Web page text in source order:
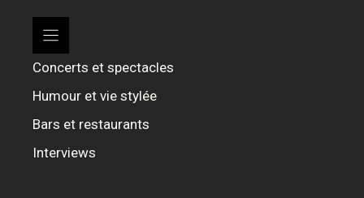
Concerts et spectacles
Humour et vie stylée
Bars et restaurants
Interviews